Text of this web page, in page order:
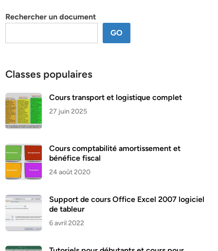
Rechercher un document
GO
Classes populaires
Cours transport et logistique complet
27 juin 2025
Cours comptabilité amortissement et
bénéfice fiscal
24 août 2020
Support de cours Office Excel 2007 logiciel
de tableur
6 avril 2022